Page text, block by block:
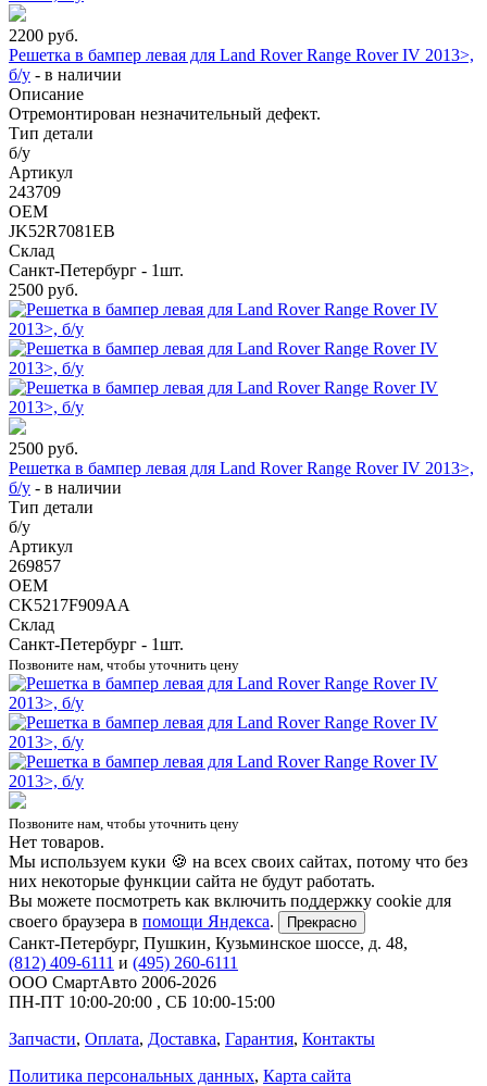
2200 руб.
Решетка в бампер левая для Land Rover Range Rover IV 2013>,
б/у - в наличии
Описание
Отремонтирован незначительный дефект.
Тип детали
б/у
Артикул
243709
OEM
JK52R7081EB
Склад
Санкт-Петербург - 1шт.
2500 руб.
2500 руб.
Решетка в бампер левая для Land Rover Range Rover IV 2013>,
б/у - в наличии
Тип детали
б/у
Артикул
269857
OEM
CK5217F909AA
Склад
Санкт-Петербург - 1шт.
Позвоните нам, чтобы уточнить цену
Позвоните нам, чтобы уточнить цену
Нет товаров.
Мы используем куки 🍪 на всех своих сайтах, потому что без
них некоторые функции сайта не будут работать.
Вы можете посмотреть как включить поддержку cookie для
своего браузера в помощи Яндекса. Прекрасно
Санкт-Петербург, Пушкин, Кузьминское шоссе, д. 48,
(812) 409-6111 и (495) 260-6111
ООО СмартАвто 2006-2026
ПН-ПТ 10:00-20:00 , СБ 10:00-15:00
Запчасти, Оплата, Доставка, Гарантия, Контакты
Политика персональных данных, Карта сайта